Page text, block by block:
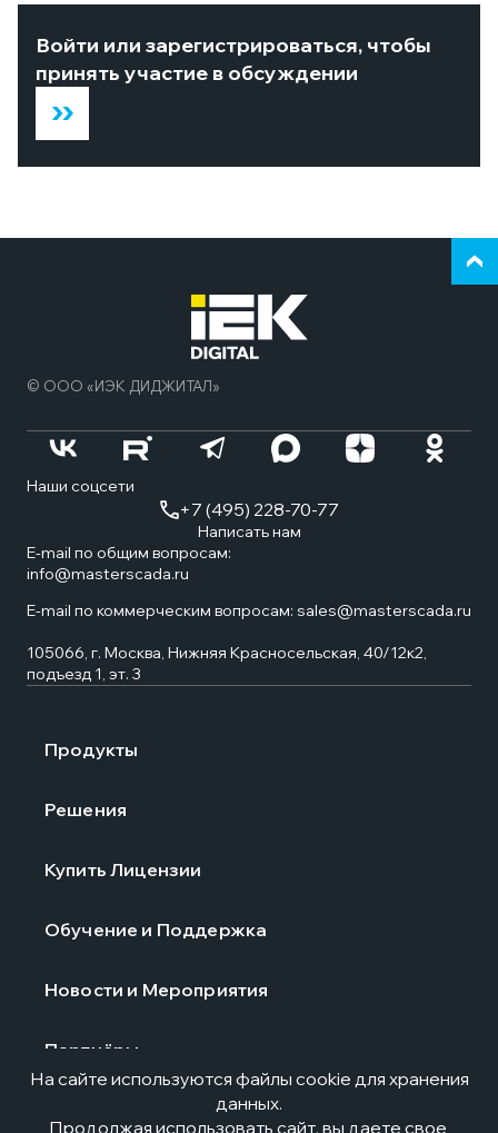
Войти или зарегистрироваться, чтобы
принять участие в обсуждении
На сайте используются файлы cookie для хранения
данных.
Продолжая использовать сайт, вы даете свое
© ООО «ИЭК ДИДЖИТАЛ»
Продукты
Решения
Купить Лицензии
Обучение и Поддержка
Новости и Мероприятия
Партнёры
+7 (495) 228-70-77
Написать нам
Наши соцсети
E-mail по общим вопросам:
info@masterscada.ru
E-mail по коммерческим вопросам: sales@masterscada.ru
105066, г. Москва, Нижняя Красносельская, 40/12к2,
подъезд 1, эт. 3